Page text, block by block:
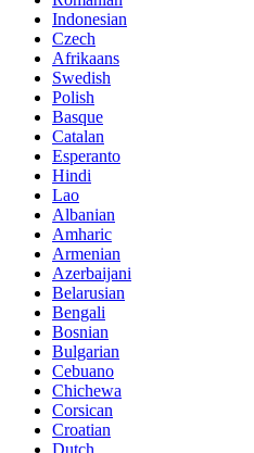
Indonesian
Czech
Afrikaans
Swedish
Polish
Basque
Catalan
Esperanto
Hindi
Lao
Albanian
Amharic
Armenian
Azerbaijani
Belarusian
Bengali
Bosnian
Bulgarian
Cebuano
Chichewa
Corsican
Croatian
Dutch